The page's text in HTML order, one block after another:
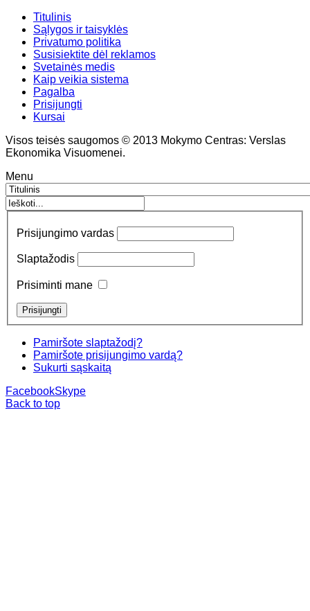
Titulinis
Sąlygos ir taisyklės
Privatumo politika
Susisiektite dėl reklamos
Svetainės medis
Kaip veikia sistema
Pagalba
Prisijungti
Kursai
Visos teisės saugomos © 2013 Mokymo Centras: Verslas
Ekonomika Visuomenei.
Menu
Prisijungimo vardas
Slaptažodis
Prisiminti mane
Pamiršote slaptažodį?
Pamiršote prisijungimo vardą?
Sukurti sąskaitą
FacebookSkype
Back to top